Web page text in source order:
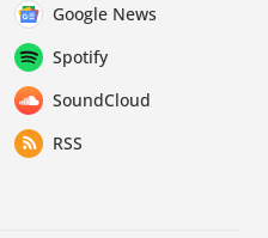
Google News
Spotify
SoundCloud
RSS